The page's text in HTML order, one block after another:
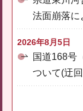
法面崩落に
2026年8月5日
国道168号
ついて(迂